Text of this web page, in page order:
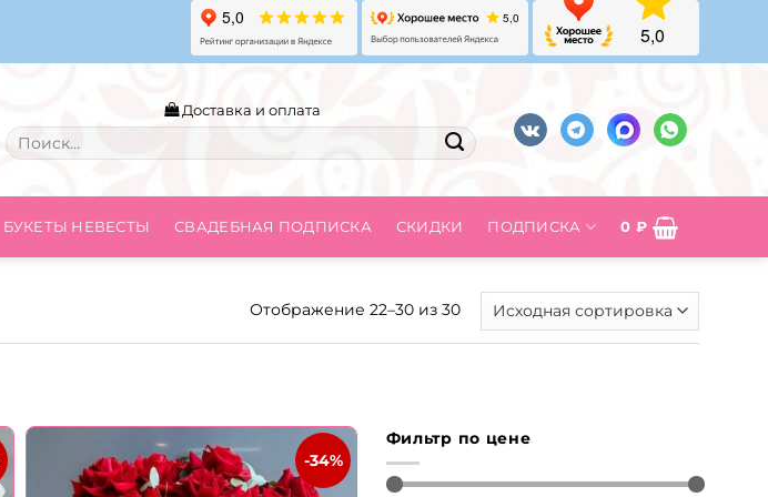
Доставка и оплата
Искать:
БУКЕТЫ НЕВЕСТЫ СВАДЕБНАЯ ПОДПИСКА СКИДКИ ПОДПИСКА 0 ₽
Отображение 22–30 из 30
-34%
Фильтр по цене